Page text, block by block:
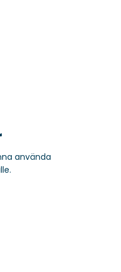
använda